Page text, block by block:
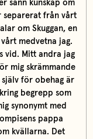
sann kunskap om
separerat från vårt
om Skuggan, en
medvetna jag.
vid. Mitt andra jag
mig skrämmande
för obehag är
begrepp som
synonymt med
pappa
kvällarna. Det